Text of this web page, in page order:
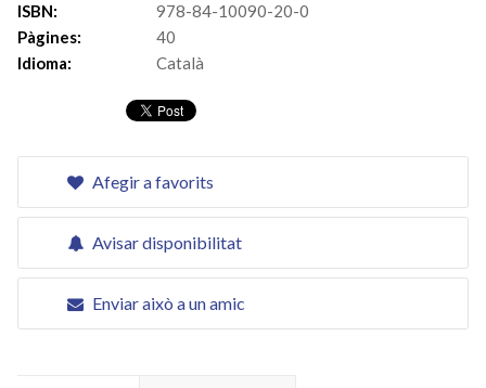
ISBN:
978-84-10090-20-0
Pàgines:
40
Idioma:
Català
Afegir a favorits
Avisar disponibilitat
Enviar això a un amic